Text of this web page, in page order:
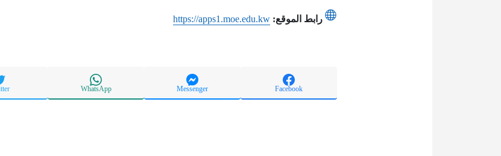
رابط الموقع: https://apps1.moe.edu.kw
Facebook
Messenger
WhatsApp